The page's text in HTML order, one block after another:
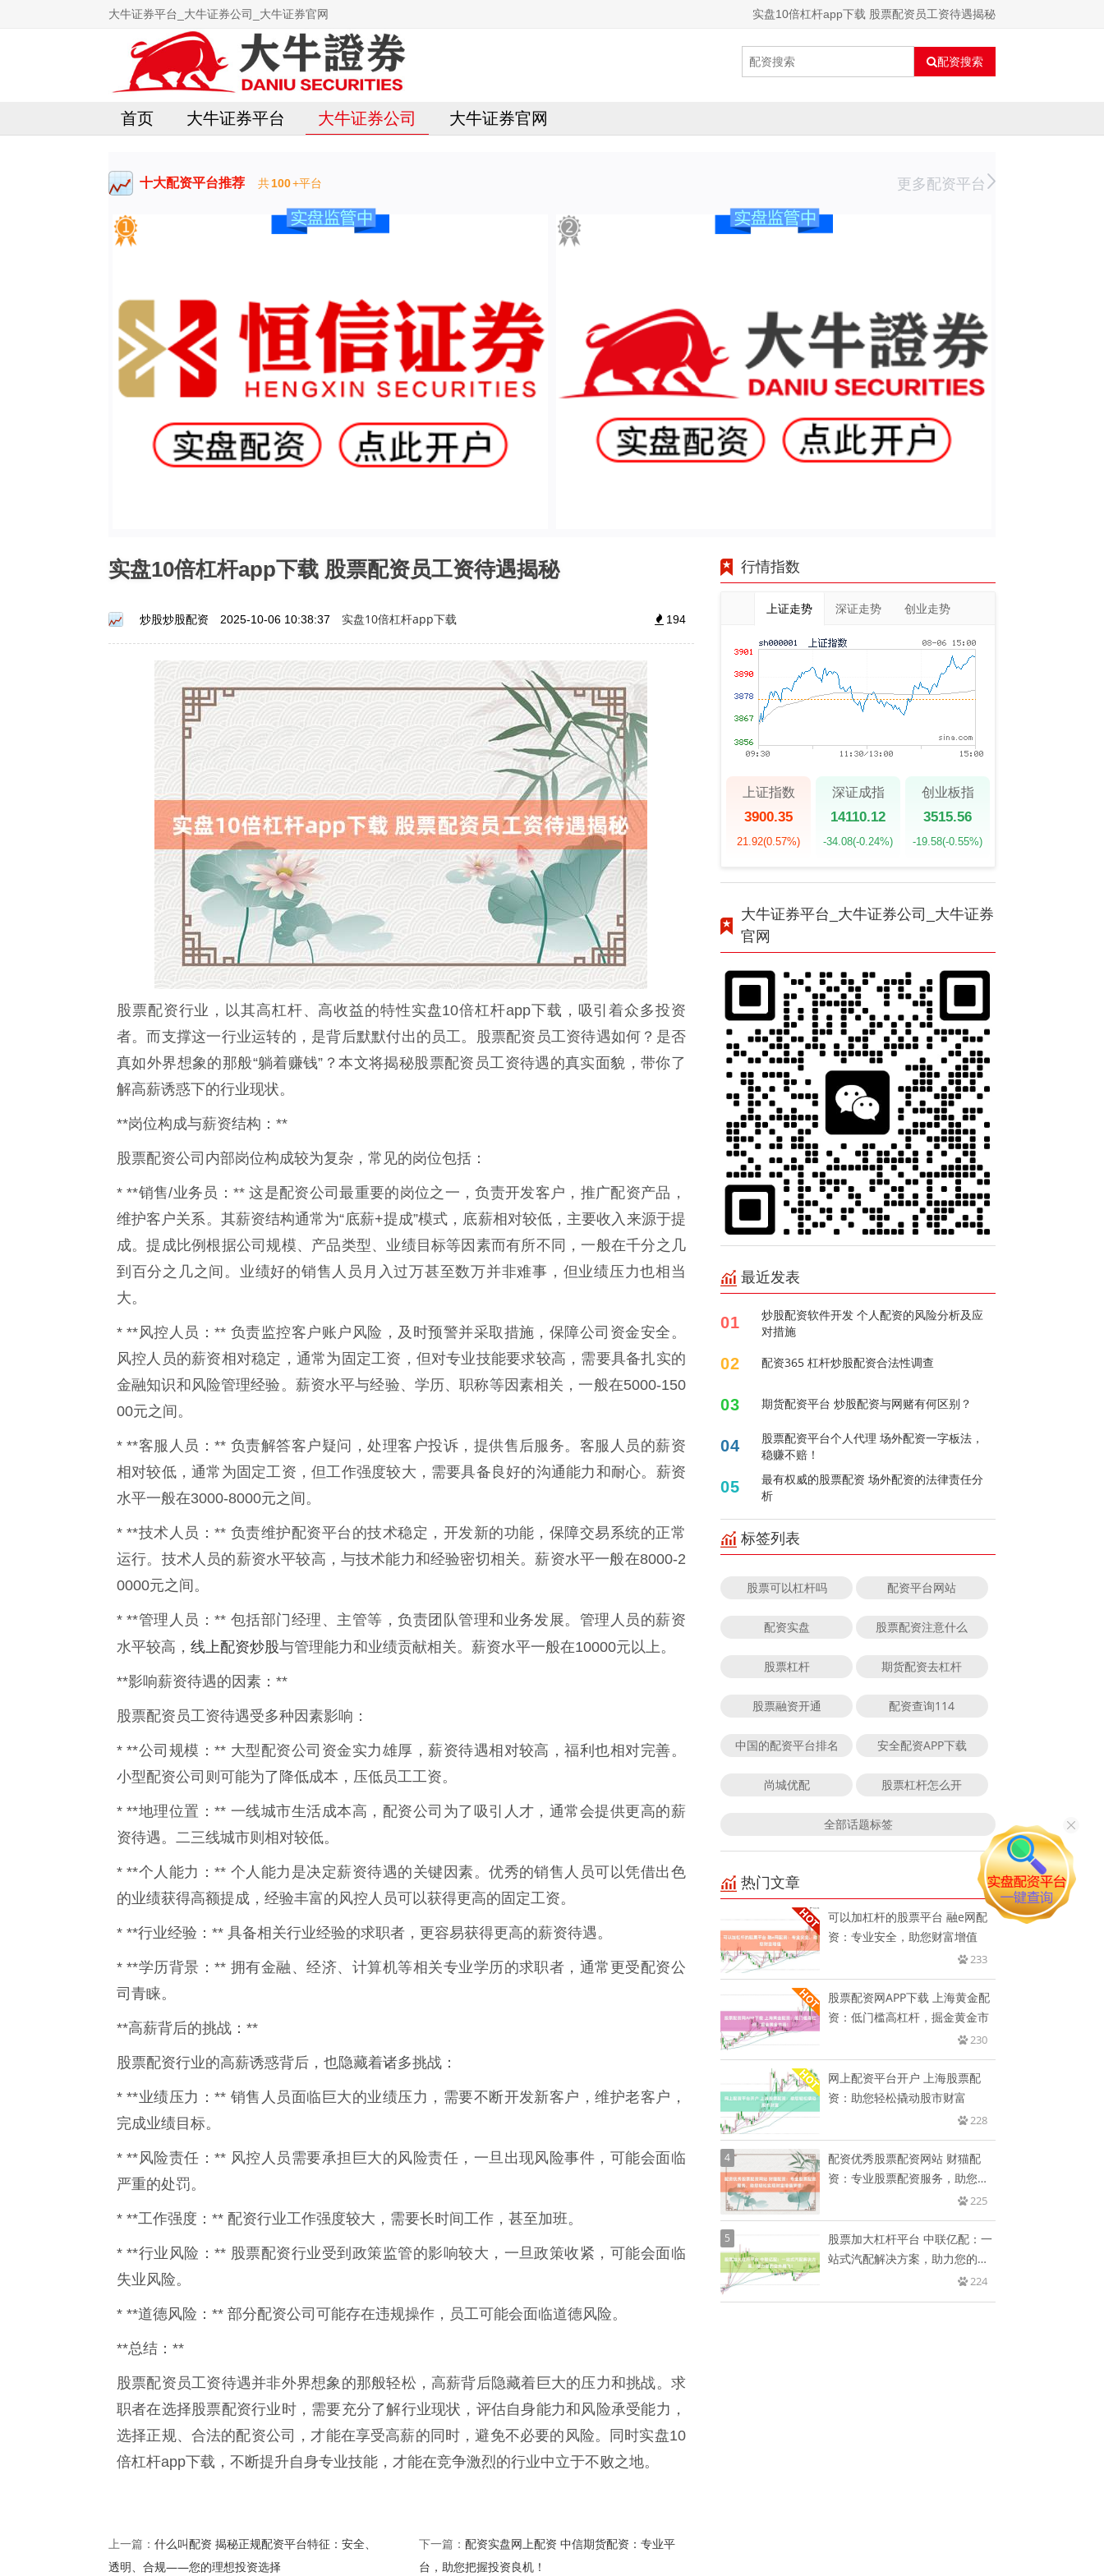
大牛证券平台_大牛证券公司_大牛证券官网 实盘10倍杠杆app下载 股票配资员工资待遇揭秘
配资搜索
首页 大牛证券平台 大牛证券公司 大牛证券官网
十大配资平台推荐 共100+平台 更多配资平台
实盘10倍杠杆app下载 股票配资员工资待遇揭秘
炒股炒股配资 2025-10-06 10:38:37 实盘10倍杠杆app下载 194
股票配资行业，以其高杠杆、高收益的特性实盘10倍杠杆app下载，吸引着众多投资
者。而支撑这一行业运转的，是背后默默付出的员工。股票配资员工资待遇如何？是否
真如外界想象的那般“躺着赚钱”？本文将揭秘股票配资员工资待遇的真实面貌，带你了
解高薪诱惑下的行业现状。
**岗位构成与薪资结构：**
股票配资公司内部岗位构成较为复杂，常见的岗位包括：
* **销售/业务员：** 这是配资公司最重要的岗位之一，负责开发客户，推广配资产品，
维护客户关系。其薪资结构通常为“底薪+提成”模式，底薪相对较低，主要收入来源于提
成。提成比例根据公司规模、产品类型、业绩目标等因素而有所不同，一般在千分之几
到百分之几之间。业绩好的销售人员月入过万甚至数万并非难事，但业绩压力也相当
大。
* **风控人员：** 负责监控客户账户风险，及时预警并采取措施，保障公司资金安全。
风控人员的薪资相对稳定，通常为固定工资，但对专业技能要求较高，需要具备扎实的
金融知识和风险管理经验。薪资水平与经验、学历、职称等因素相关，一般在5000-150
00元之间。
* **客服人员：** 负责解答客户疑问，处理客户投诉，提供售后服务。客服人员的薪资
相对较低，通常为固定工资，但工作强度较大，需要具备良好的沟通能力和耐心。薪资
水平一般在3000-8000元之间。
* **技术人员：** 负责维护配资平台的技术稳定，开发新的功能，保障交易系统的正常
运行。技术人员的薪资水平较高，与技术能力和经验密切相关。薪资水平一般在8000-2
0000元之间。
* **管理人员：** 包括部门经理、主管等，负责团队管理和业务发展。管理人员的薪资
水平较高， 线上配资炒股与管理能力和业绩贡献相关。薪资水平一般在10000元以上。
**影响薪资待遇的因素：**
股票配资员工资待遇受多种因素影响：
* **公司规模：** 大型配资公司资金实力雄厚，薪资待遇相对较高，福利也相对完善。
小型配资公司则可能为了降低成本，压低员工工资。
* **地理位置：** 一线城市生活成本高，配资公司为了吸引人才，通常会提供更高的薪
资待遇。二三线城市则相对较低。
* **个人能力：** 个人能力是决定薪资待遇的关键因素。优秀的销售人员可以凭借出色
的业绩获得高额提成，经验丰富的风控人员可以获得更高的固定工资。
* **行业经验：** 具备相关行业经验的求职者，更容易获得更高的薪资待遇。
* **学历背景：** 拥有金融、经济、计算机等相关专业学历的求职者，通常更受配资公
司青睐。
**高薪背后的挑战：**
股票配资行业的高薪诱惑背后，也隐藏着诸多挑战：
* **业绩压力：** 销售人员面临巨大的业绩压力，需要不断开发新客户，维护老客户，
完成业绩目标。
* **风险责任：** 风控人员需要承担巨大的风险责任，一旦出现风险事件，可能会面临
严重的处罚。
* **工作强度：** 配资行业工作强度较大，需要长时间工作，甚至加班。
* **行业风险：** 股票配资行业受到政策监管的影响较大，一旦政策收紧，可能会面临
失业风险。
* **道德风险：** 部分配资公司可能存在违规操作，员工可能会面临道德风险。
**总结：**
股票配资员工资待遇并非外界想象的那般轻松，高薪背后隐藏着巨大的压力和挑战。求
职者在选择股票配资行业时，需要充分了解行业现状，评估自身能力和风险承受能力，
选择正规、合法的配资公司，才能在享受高薪的同时，避免不必要的风险。同时实盘10
倍杠杆app下载，不断提升自身专业技能，才能在竞争激烈的行业中立于不败之地。
上一篇： 什么叫配资 揭秘正规配资平台特征：安全、
透明、合规——您的理想投资选择
下一篇： 配资实盘网上配资 中信期货配资：专业平
台，助您把握投资良机！
行情指数
上证走势 深证走势 创业走势
上证指数
3900.35
21.92(0.57%)
深证成指
14110.12
-34.08(-0.24%)
创业板指
3515.56
-19.58(-0.55%)
大牛证券平台_大牛证券公司_大牛证券
官网
最近发表
01
炒股配资软件开发 个人配资的风险分析及应
对措施
02 配资365 杠杆炒股配资合法性调查
03 期货配资平台 炒股配资与网赌有何区别？
04
股票配资平台个人代理 场外配资一字板法，
稳赚不赔！
05
最有权威的股票配资 场外配资的法律责任分
析
标签列表
股票可以杠杆吗 配资平台网站
配资实盘 股票配资注意什么
股票杠杆 期货配资去杠杆
股票融资开通 配资查询114
中国的配资平台排名 安全配资APP下载
尚城优配 股票杠杆怎么开
全部话题标签
热门文章
可以加杠杆的股票平台 融e网配
资：专业安全，助您财富增值
233
股票配资网APP下载 上海黄金配
资：低门槛高杠杆，掘金黄金市
230
网上配资平台开户 上海股票配
资：助您轻松撬动股市财富
228
4
配资优秀股票配资网站 财猫配
资：专业股票配资服务，助您轻
225
5
股票加大杠杆平台 中联亿配：一
站式汽配解决方案，助力您的业
224